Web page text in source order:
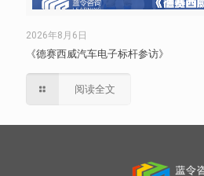
2026年8月6日
《德赛西威汽车电子标杆参访》
阅读全文